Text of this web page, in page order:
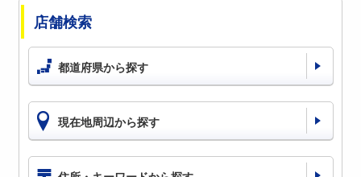
店舗検索
都道府県から探す
現在地周辺から探す